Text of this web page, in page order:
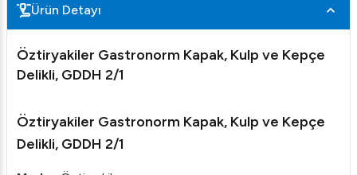
Ürün Detayı
Öztiryakiler Gastronorm Kapak, Kulp ve Kepçe
Delikli, GDDH 2/1
Öztiryakiler Gastronorm Kapak, Kulp ve Kepçe
Delikli, GDDH 2/1